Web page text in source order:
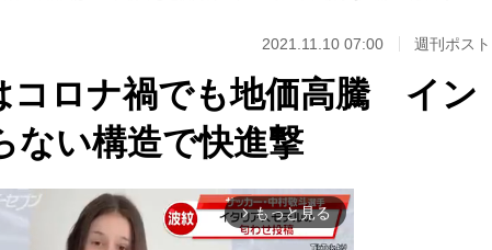
2021.11.10 07:00 週刊ポスト
コロナ禍でも地価高騰 イン
ない構造で快進撃
arrow_forward_ios もっと見る